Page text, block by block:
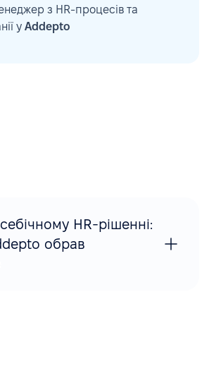
з HR-процесів та
у Addepto
HR-рішенні:
обрав